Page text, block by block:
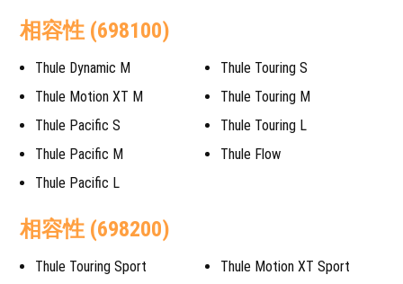
相容性 (698100)
Thule Dynamic M
Thule Motion XT M
Thule Pacific S
Thule Pacific M
Thule Pacific L
Thule Touring S
Thule Touring M
Thule Touring L
Thule Flow
相容性 (698200)
Thule Touring Sport
Thule Motion XT Sport